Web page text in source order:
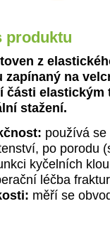
produktu
z
zapínaný na
části elastickým
stažení.
používá
po porodu
kyčelních
léčba
měří se